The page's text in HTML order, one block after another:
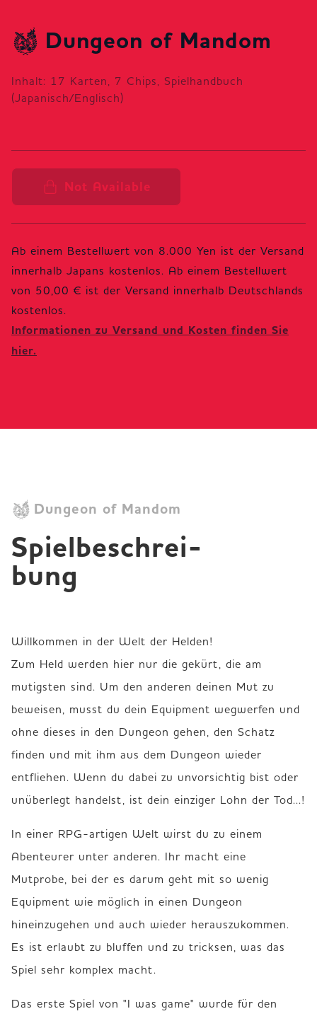
Dungeon of Mandom
Inhalt: 17 Karten, 7 Chips, Spielhandbuch
(Japanisch/Englisch)
Not Available
Ab einem Bestellwert von 8.000 Yen ist der Versand
innerhalb Japans kostenlos. Ab einem Bestellwert
von 50,00 € ist der Versand innerhalb Deutschlands
Informationen zu Versand und Kosten finden Sie
hier.
Dungeon of Mandom
Spielbeschrei­
bung
Willkommen in der Welt der Helden!
Zum Held werden hier nur die gekürt, die am
mutigsten sind. Um den anderen deinen Mut zu
beweisen, musst du dein Equipment wegwerfen und
ohne dieses in den Dungeon gehen, den Schatz
finden und mit ihm aus dem Dungeon wieder
entfliehen. Wenn du dabei zu unvorsichtig bist oder
unüberlegt handelst, ist dein einziger Lohn der Tod...!
In einer RPG-artigen Welt wirst du zu einem
Abenteurer unter anderen. Ihr macht eine
Mutprobe, bei der es darum geht mit so wenig
Equipment wie möglich in einen Dungeon
hineinzugehen und auch wieder herauszukommen.
Es ist erlaubt zu bluffen und zu tricksen, was das
Spiel sehr komplex macht.
Das erste Spiel von "I was game" wurde für den